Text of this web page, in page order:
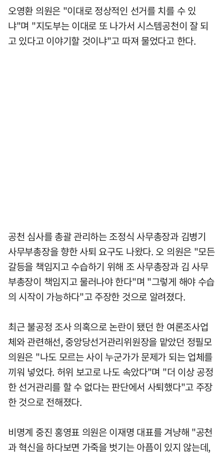
오영환 의원은 "이대로 정상적인 선거를 치를 수 있
냐"며 "지도부는 이대로 또 나가서 시스템공천이 잘 되
고 있다고 이야기할 것이냐"고 따져 물었다고 한다.
공천 심사를 총괄 관리하는 조정식 사무총장과 김병기
사무부총장을 향한 사퇴 요구도 나왔다. 오 의원은 "모든
갈등을 책임지고 수습하기 위해 조 사무총장과 김 사무
부총장이 책임지고 물러나야 한다"며 "그렇게 해야 수습
의 시작이 가능하다"고 주장한 것으로 알려졌다.
최근 불공정 조사 의혹으로 논란이 됐던 한 여론조사업
체와 관련해선, 중앙당선거관리위원장을 맡았던 정필모
의원은 "나도 모르는 사이 누군가가 문제가 되는 업체를
끼워 넣었다. 허위 보고로 나도 속았다"며 "더 이상 공정
한 선거관리를 할 수 없다는 판단에서 사퇴했다"고 주장
한 것으로 전해졌다.
비명계 중진 홍영표 의원은 이재명 대표를 겨냥해 "공천
과 혁신을 하다보면 가죽을 벗기는 아픔이 있지 않는데,